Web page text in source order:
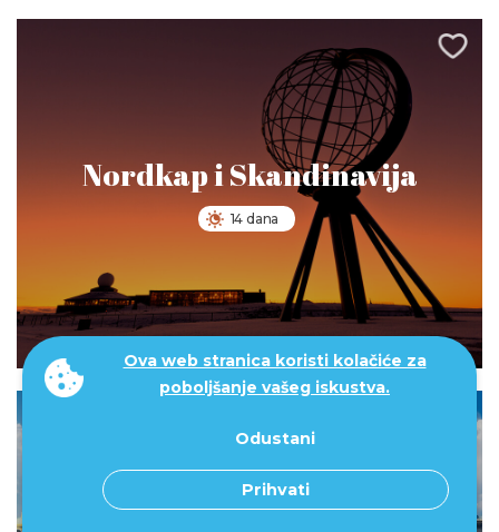
Ova web stranica koristi kolačiće za
poboljšanje vašeg iskustva.
Odustani
Prihvati
Nordkap i Skandinavija
14 dana
od 0 €